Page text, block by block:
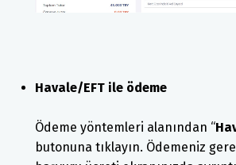
Havale/EFT ile ödeme
Ödeme yöntemleri alanından “
butonuna tıklayın. Ödemeniz